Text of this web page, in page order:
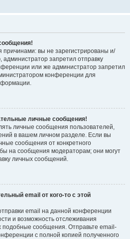
вы не зарегистрированы и/
запретил отправку
или же администратор запретил
конференции для
личные сообщения!
личные сообщения пользователей,
в вашем личном разделе. Если вы
сообщения от конкретного
на сообщения модераторам; они могут
личных сообщений.
email от кого-то с этой
email на данной конференции
и возможность отслеживания
сообщения. Отправьте email-
с полной копией полученного